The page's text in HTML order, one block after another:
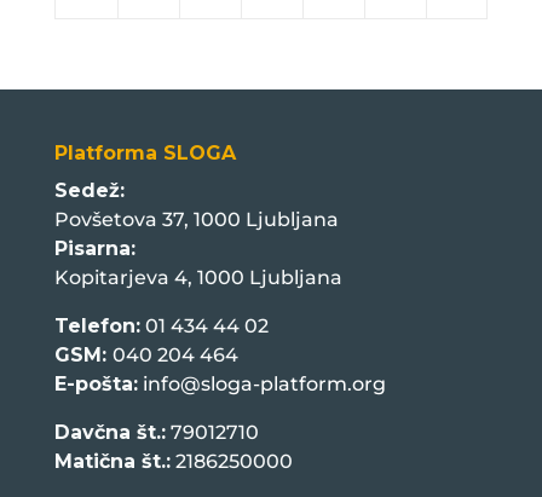
Platforma SLOGA
Sedež:
Povšetova 37, 1000 Ljubljana
Pisarna:
Kopitarjeva 4, 1000 Ljubljana
Telefon:01 434 44 02
GSM: 040 204 464
E-pošta: info@sloga-platform.org
Davčna št.:79012710
Matična št.:2186250000